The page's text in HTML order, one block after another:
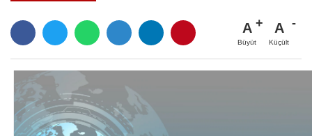
A
Büyüt
A
Küçült